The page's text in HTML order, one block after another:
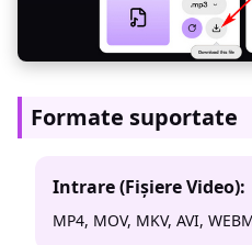
Formate suportate
Intrare (Fișiere Video):
MP4, MOV, MKV, AVI,